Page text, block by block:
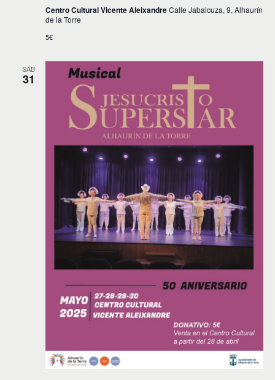
Centro Cultural Vicente AleixandreCalle Jabalcuza, 9, Alhaurín
de la Torre
5€
SÁB
31